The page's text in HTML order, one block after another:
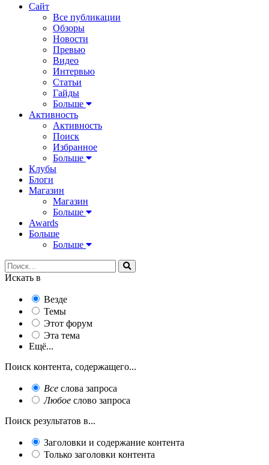
Сайт
Все публикации
Обзоры
Новости
Превью
Видео
Интервью
Статьи
Гайды
Больше
Активность
Активность
Поиск
Избранное
Больше
Клубы
Блоги
Магазин
Магазин
Больше
Awards
Больше
Больше
Искать в
Везде
Темы
Этот форум
Эта тема
Ещё...
Поиск контента, содержащего...
Все слова запроса
Любое слово запроса
Поиск результатов в...
Заголовки и содержание контента
Только заголовки контента